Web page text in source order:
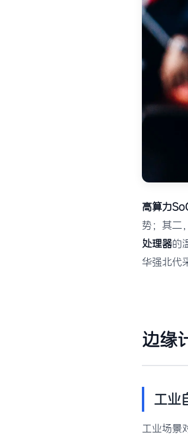
高算力
势；其二
处理器的
华强北代
边缘
工业
工业场景